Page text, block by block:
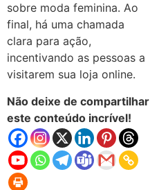
sobre moda feminina. Ao
final, há uma chamada
clara para ação,
incentivando as pessoas a
visitarem sua loja online.
Não deixe de compartilhar
este conteúdo incrível!